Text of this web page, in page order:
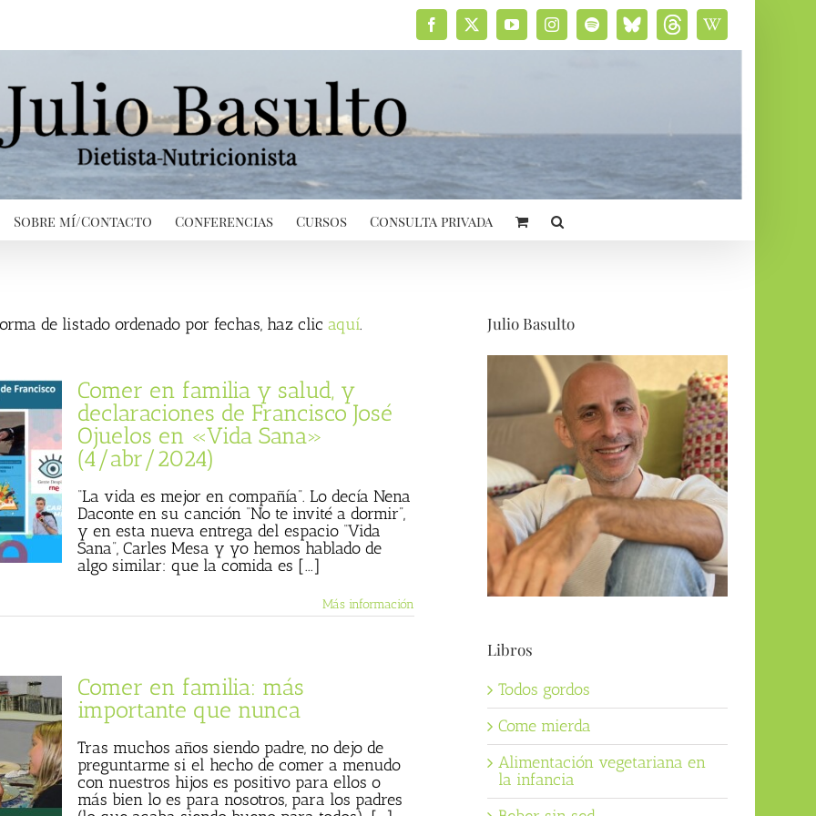
Facebook
X YouTubeInstagramSpotifyBluesky
social
ThreadsWikipedia
Sobre mí/Contacto Conferencias Cursos Consulta privada
de listado ordenado por fechas, haz clic aquí.
Comer en familia y salud, y
declaraciones de Francisco José
Ojuelos en «Vida Sana»
(4/abr/2024)
“La vida es mejor en compañía”. Lo decía Nena
Daconte en su canción “No te invité a dormir”,
y en esta nueva entrega del espacio “Vida
Sana”, Carles Mesa y yo hemos hablado de
algo similar: que la comida es [...]
Más información
Comer en familia: más
importante que nunca
Tras muchos años siendo padre, no dejo de
preguntarme si el hecho de comer a menudo
con nuestros hijos es positivo para ellos o
más bien lo es para nosotros, para los padres
Julio Basulto
Libros
Todos gordos
Come mierda
Alimentación vegetariana en
la infancia